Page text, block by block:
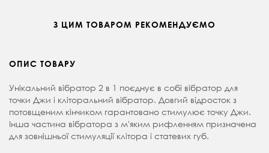
З ЦИМ ТОВАРОМ РЕКОМЕНДУЄМО
ОПИС ТОВАРУ
Унікальний вібратор 2 в 1 поєднує в собі вібратор для
точки Джи і кліторальний вібратор. Довгий відросток з
потовщеним кінчиком гарантовано стимулює точку Джи.
Інша частина вібратора з м'яким рифленням призначена
для зовнішньої стимуляції клітора і статевих губ.